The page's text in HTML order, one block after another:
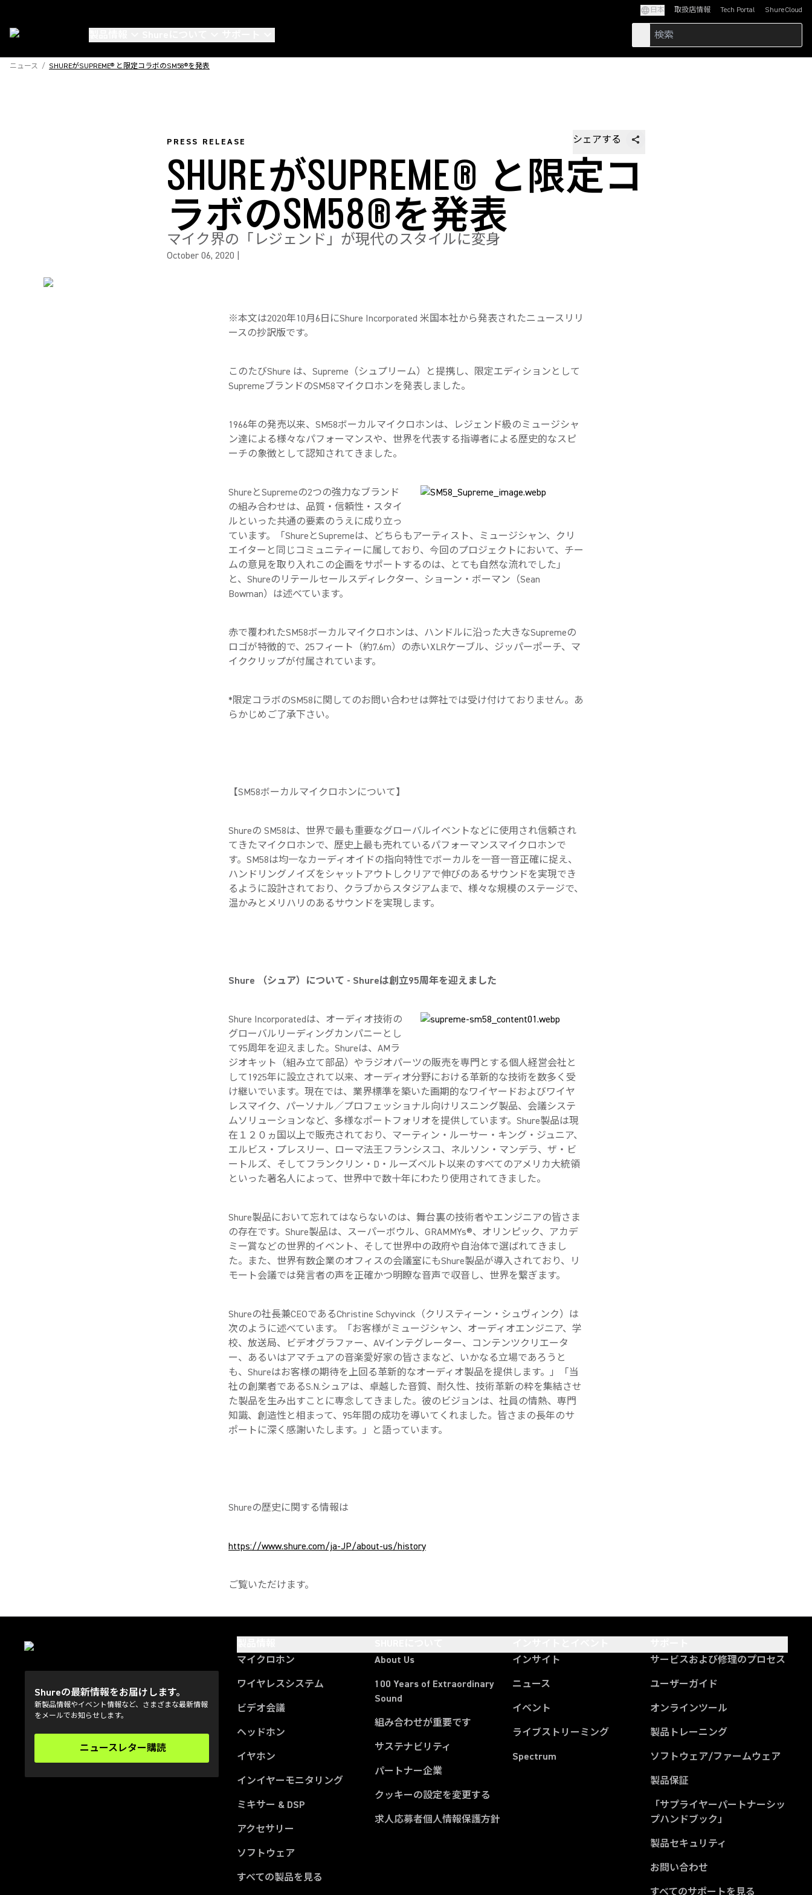
日本 取扱店情報 Tech Portal
(Opens in a new tab)ShureCloud
(Opens in a new
ニュース / SHUREがSUPREME® と限定コラボのSM58®を発表
PRESS RELEASE シェアする
SHUREがSUPREME® と限定コ
ラボのSM58®を発表
マイク界の「レジェンド」が現代のスタイルに変身
October 06, 2020
※本文は2020年10月6日にShure Incorporated 米国本社から発表されたニュースリリ
ースの抄訳版です。
このたびShure は、Supreme（シュプリーム）と提携し、限定エディションとして
SupremeブランドのSM58マイクロホンを発表しました。
1966年の発売以来、SM58ボーカルマイクロホンは、レジェンド級のミュージシャ
ン達による様々なパフォーマンスや、世界を代表する指導者による歴史的なスピ
ーチの象徴として認知されてきました。
ShureとSupremeの2つの強力なブランド
の組み合わせは、品質・信頼性・スタイ
ルといった共通の要素のうえに成り立っ
ています。「ShureとSupremeは、どちらもアーティスト、ミュージシャン、クリ
エイターと同じコミュニティーに属しており、今回のプロジェクトにおいて、チー
ムの意見を取り入れこの企画をサポートするのは、とても自然な流れでした」
と、Shureのリテールセールスディレクター、ショーン・ボーマン（Sean
Bowman）は述べています。
赤で覆われたSM58ボーカルマイクロホンは、ハンドルに沿った大きなSupremeの
ロゴが特徴的で、25フィート（約7.6m）の赤いXLRケーブル、ジッパーポーチ、マ
イククリップが付属されています。
*限定コラボのSM58に関してのお問い合わせは弊社では受け付けておりません。あ
らかじめご了承下さい。
【SM58ボーカルマイクロホンについて】
Shureの SM58は、世界で最も重要なグローバルイベントなどに使用され信頼され
てきたマイクロホンで、歴史上最も売れているパフォーマンスマイクロホンで
す。SM58は均一なカーディオイドの指向特性でボーカルを一音一音正確に捉え、
ハンドリングノイズをシャットアウトしクリアで伸びのあるサウンドを実現でき
るように設計されており、クラブからスタジアムまで、様々な規模のステージで、
温かみとメリハリのあるサウンドを実現します。
Shure （シュア）について - Shureは創立95周年を迎えました
Shure Incorporatedは、オーディオ技術の
グローバルリーディングカンパニーとし
て95周年を迎えました。Shureは、AMラ
ジオキット（組み立て部品）やラジオパーツの販売を専門とする個人経営会社と
して1925年に設立されて以来、オーディオ分野における革新的な技術を数多く受
け継いでいます。現在では、業界標準を築いた画期的なワイヤードおよびワイヤ
レスマイク、パーソナル／プロフェッショナル向けリスニング製品、会議システ
ムソリューションなど、多様なポートフォリオを提供しています。Shure製品は現
在１２０ヵ国以上で販売されており、マーティン・ルーサー・キング・ジュニア、
エルビス・プレスリー、ローマ法王フランシスコ、ネルソン・マンデラ、ザ・ビ
ートルズ、そしてフランクリン・D・ルーズベルト以来のすべてのアメリカ大統領
といった著名人によって、世界中で数十年にわたり使用されてきました。
Shure製品において忘れてはならないのは、舞台裏の技術者やエンジニアの皆さま
の存在です。Shure製品は、スーパーボウル、GRAMMYs®、オリンピック、アカデ
ミー賞などの世界的イベント、そして世界中の政府や自治体で選ばれてきまし
た。また、世界有数企業のオフィスの会議室にもShure製品が導入されており、リ
モート会議では発言者の声を正確かつ明瞭な音声で収音し、世界を繋ぎます。
Shureの社長兼CEOであるChristine Schyvinck（クリスティーン・シュヴィンク）は
次のように述べています。「お客様がミュージシャン、オーディオエンジニア、学
校、放送局、ビデオグラファー、AVインテグレーター、コンテンツクリエータ
ー、あるいはアマチュアの音楽愛好家の皆さまなど、いかなる立場であろうと
も、Shureはお客様の期待を上回る革新的なオーディオ製品を提供します。」「当
社の創業者であるS.N.シュアは、卓越した音質、耐久性、技術革新の粋を集結させ
た製品を生み出すことに専念してきました。彼のビジョンは、社員の情熱、専門
知識、創造性と相まって、95年間の成功を導いてくれました。皆さまの長年のサ
ポートに深く感謝いたします。」と語っています。
Shureの歴史に関する情報は
https://www.shure.com/ja-JP/about-us/history
ご覧いただけます。
Shureの最新情報をお届けします。
新製品情報やイベント情報など、さまざまな最新情報
をメールでお知らせします。
ニュースレター購読
(Opens in a new tab)
マイクロホン
ワイヤレスシステム
ビデオ会議
ヘッドホン
イヤホン
インイヤーモニタリング
ミキサー & DSP
アクセサリー
ソフトウェア
すべての製品を見る
About Us
100 Years of Extraordinary
Sound
組み合わせが重要です
サステナビリティ
パートナー企業
クッキーの設定を変更する
求人応募者個人情報保護方針
インサイト
ニュース
イベント
ライブストリーミング
Spectrum
サービスおよび修理のプロセス
ユーザーガイド
オンラインツール
製品トレーニング
ソフトウェア/ファームウェア
製品保証
「サプライヤーパートナーシッ
プハンドブック」
製品セキュリティ
お問い合わせ
すべてのサポートを見る